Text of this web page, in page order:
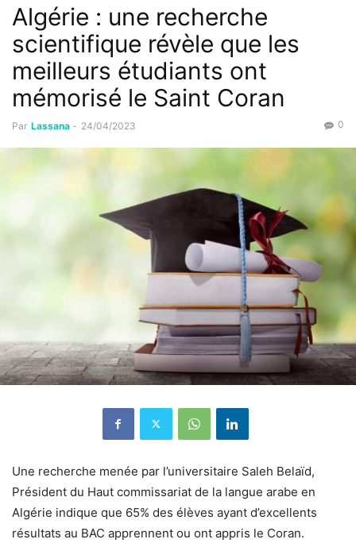
Algérie : une recherche
scientifique révèle que les
meilleurs étudiants ont
mémorisé le Saint Coran
Par Lassana - 24/04/2023 0
Une recherche menée par l’universitaire Saleh Belaïd,
Président du Haut commissariat de la langue arabe en
Algérie indique que 65% des élèves ayant d’excellents
résultats au BAC apprennent ou ont appris le Coran.